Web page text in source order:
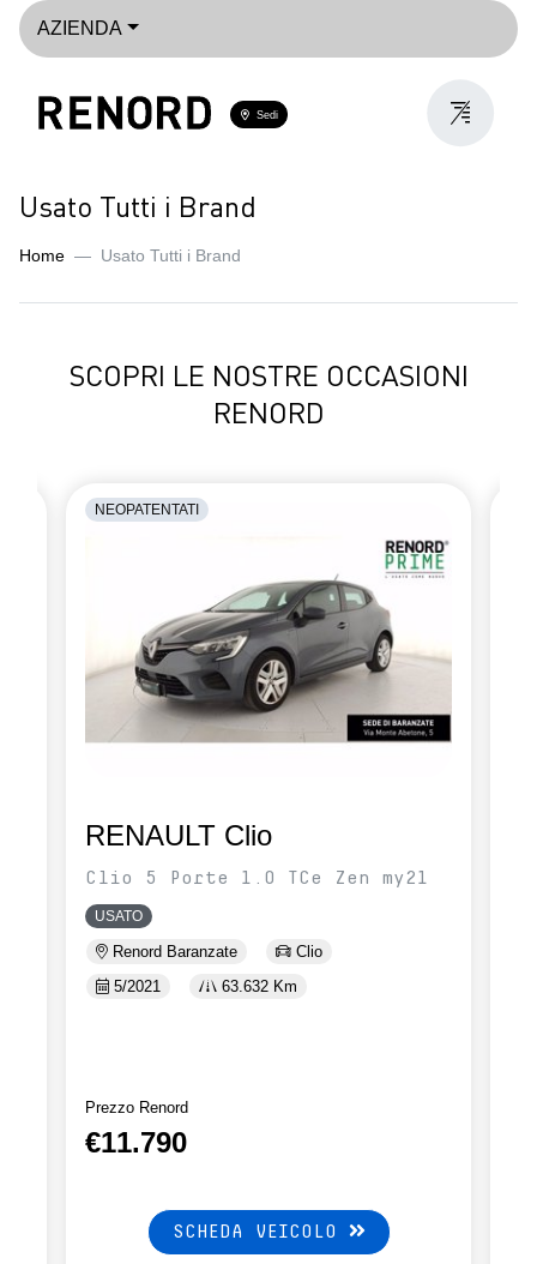
AZIENDA
Sedi
Usato Tutti i Brand
Home Usato Tutti i Brand
SCOPRI LE NOSTRE OCCASIONI
RENORD
NEOPATENTATI
RENAULT Clio
Clio 5 Porte 1.0 TCe Zen my21
USATO
Renord Baranzate
Clio
5/2021
63.632 Km
Prezzo Renord
€11.790
SCHEDA VEICOLO